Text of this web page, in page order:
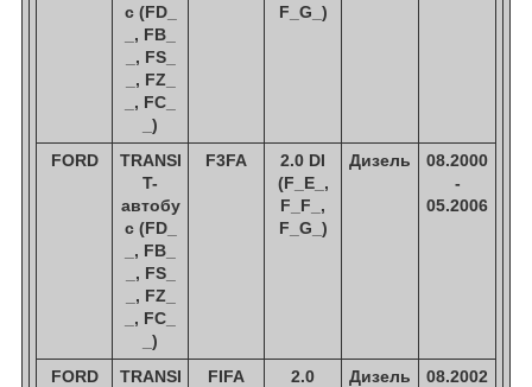
с (FD_
_, FB_
_, FS_
_, FZ_
_, FC_
_)
F_G_)
FORD
TRANSI
T-
автобу
с (FD_
_, FB_
_, FS_
_, FZ_
_, FC_
_)
F3FA
2.0 DI
(F_E_,
F_F_,
F_G_)
Дизель
08.2000
-
05.2006
FORD
TRANSI
FIFA
2.0
Дизель
08.2002